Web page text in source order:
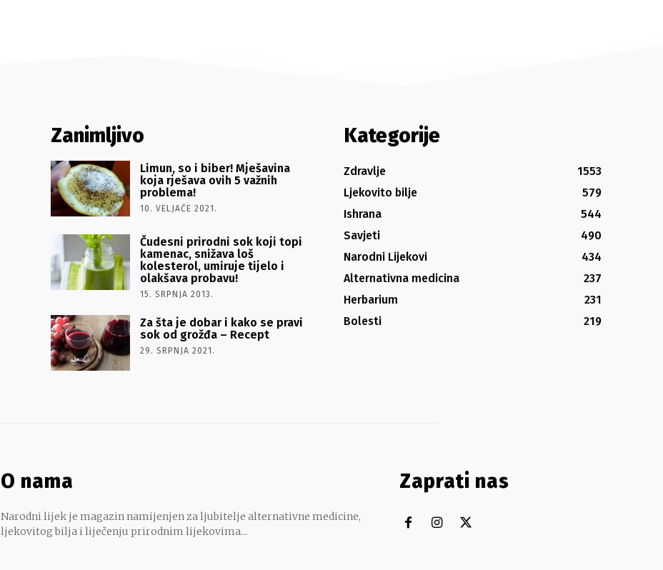
Zanimljivo
Limun, so i biber! Mješavina
koja rješava ovih 5 važnih
problema!
10. VELJAČE 2021.
Čudesni prirodni sok koji topi
kamenac, snižava loš
kolesterol, umiruje tijelo i
olakšava probavu!
15. SRPNJA 2013.
Za šta je dobar i kako se pravi
sok od grožđa – Recept
29. SRPNJA 2021.
Kategorije
Zdravlje
1553
Ljekovito bilje
579
Ishrana
544
Savjeti
490
Narodni Lijekovi
434
Alternativna medicina
237
Herbarium
231
Bolesti
219
O nama
Narodni lijek je magazin namijenjen za ljubitelje alternativne medicine,
ljekovitog bilja i liječenju prirodnim lijekovima...
Zaprati nas